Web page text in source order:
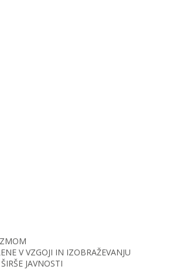
V VZGOJI IN IZOBRAŽEVANJU
JAVNOSTI